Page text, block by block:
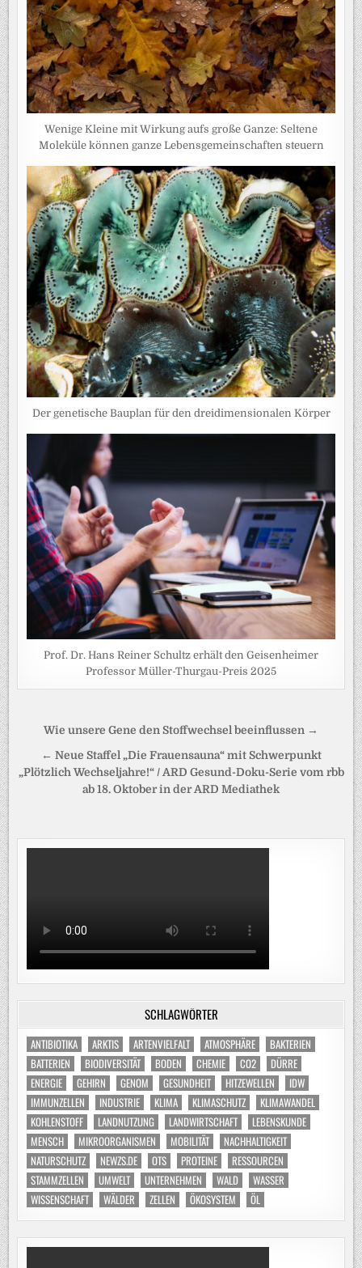
Wenige Kleine mit Wirkung aufs große Ganze: Seltene
Moleküle können ganze Lebensgemeinschaften steuern
Der genetische Bauplan für den dreidimensionalen Körper
Prof. Dr. Hans Reiner Schultz erhält den Geisenheimer
Professor Müller-Thurgau-Preis 2025
Beitragsnavigation
Wie unsere Gene den Stoffwechsel beeinflussen →
← Neue Staffel „Die Frauensauna“ mit Schwerpunkt
„Plötzlich Wechseljahre!“ / ARD Gesund-Doku-Serie vom rbb
ab 18. Oktober in der ARD Mediathek
SCHLAGWÖRTER
ANTIBIOTIKA ARKTIS ARTENVIELFALT ATMOSPHÄRE
BAKTERIEN
BATTERIEN
BIODIVERSITÄT BODEN CHEMIE CO2
DÜRRE
ENERGIE
GEHIRN GENOM GESUNDHEIT HITZEWELLEN
IDW
IMMUNZELLEN
INDUSTRIE KLIMA KLIMASCHUTZ
KLIMAWANDEL
KOHLENSTOFF
LANDNUTZUNG LANDWIRTSCHAFT
LEBENSKUNDE
MENSCH
MIKROORGANISMEN MOBILITÄT
NACHHALTIGKEIT
NATURSCHUTZ
NEWZS.DE OTS PROTEINE
RESSOURCEN
STAMMZELLEN
UMWELT UNTERNEHMEN WALD
WASSER
WISSENSCHAFT
WÄLDER ZELLEN ÖKOSYSTEM ÖL